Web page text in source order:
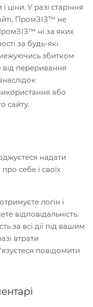
ціни. У разі старіння
ПромЗІЗ™ не
ні за яких
за будь-які
збитком
від переривання
або
сайту.
надати
себе і своїх
логін і
відповідальність.
за всі дії під вашим
втрати
повідомити